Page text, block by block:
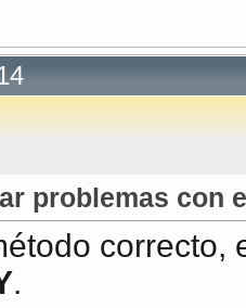
problemas con
correcto,
.